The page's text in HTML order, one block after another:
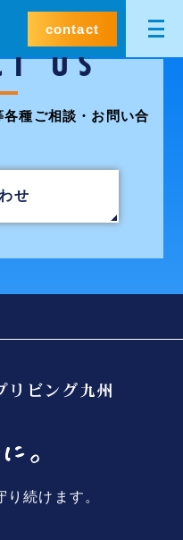
contact
US
種ご相談・お問い合
せ
続けます。